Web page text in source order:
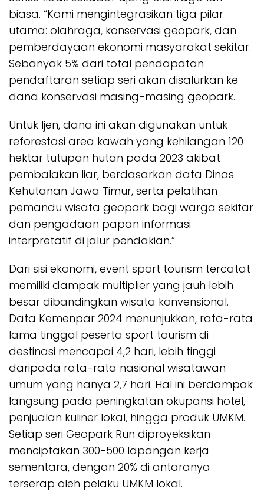
biasa. “Kami mengintegrasikan tiga pilar
utama: olahraga, konservasi geopark, dan
pemberdayaan ekonomi masyarakat sekitar.
Sebanyak 5% dari total pendapatan
pendaftaran setiap seri akan disalurkan ke
dana konservasi masing-masing geopark.
Untuk Ijen, dana ini akan digunakan untuk
reforestasi area kawah yang kehilangan 120
hektar tutupan hutan pada 2023 akibat
pembalakan liar, berdasarkan data Dinas
Kehutanan Jawa Timur, serta pelatihan
pemandu wisata geopark bagi warga sekitar
dan pengadaan papan informasi
interpretatif di jalur pendakian.”
Dari sisi ekonomi, event sport tourism tercatat
memiliki dampak multiplier yang jauh lebih
besar dibandingkan wisata konvensional.
Data Kemenpar 2024 menunjukkan, rata-rata
lama tinggal peserta sport tourism di
destinasi mencapai 4,2 hari, lebih tinggi
daripada rata-rata nasional wisatawan
umum yang hanya 2,7 hari. Hal ini berdampak
langsung pada peningkatan okupansi hotel,
penjualan kuliner lokal, hingga produk UMKM.
Setiap seri Geopark Run diproyeksikan
menciptakan 300-500 lapangan kerja
sementara, dengan 20% di antaranya
terserap oleh pelaku UMKM lokal.